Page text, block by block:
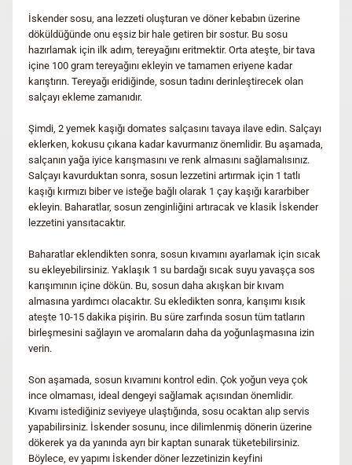
İskender sosu, ana lezzeti oluşturan ve döner kebabın üzerine
döküldüğünde onu eşsiz bir hale getiren bir sostur. Bu sosu
hazırlamak için ilk adım, tereyağını eritmektir. Orta ateşte, bir tava
içine 100 gram tereyağını ekleyin ve tamamen eriyene kadar
karıştırın. Tereyağı eridiğinde, sosun tadını derinleştirecek olan
salçayı ekleme zamanıdır.
Şimdi, 2 yemek kaşığı domates salçasını tavaya ilave edin. Salçayı
eklerken, kokusu çıkana kadar kavurmanız önemlidir. Bu aşamada,
salçanın yağa iyice karışmasını ve renk almasını sağlamalısınız.
Salçayı kavurduktan sonra, sosun lezzetini artırmak için 1 tatlı
kaşığı kırmızı biber ve isteğe bağlı olarak 1 çay kaşığı kararbiber
ekleyin. Baharatlar, sosun zenginliğini artıracak ve klasik İskender
lezzetini yansıtacaktır.
Baharatlar eklendikten sonra, sosun kıvamını ayarlamak için sıcak
su ekleyebilirsiniz. Yaklaşık 1 su bardağı sıcak suyu yavaşça sos
karışımının içine dökün. Bu, sosun daha akışkan bir kıvam
almasına yardımcı olacaktır. Su ekledikten sonra, karışımı kısık
ateşte 10-15 dakika pişirin. Bu süre zarfında sosun tüm tatların
birleşmesini sağlayın ve aromaların daha da yoğunlaşmasına izin
verin.
Son aşamada, sosun kıvamını kontrol edin. Çok yoğun veya çok
ince olmaması, ideal dengeyi sağlamak açısından önemlidir.
Kıvamı istediğiniz seviyeye ulaştığında, sosu ocaktan alıp servis
yapabilirsiniz. İskender sosunu, ince dilimlenmiş dönerin üzerine
dökerek ya da yanında ayrı bir kaptan sunarak tüketebilirsiniz.
Böylece, ev yapımı İskender döner lezzetinizin keyfini